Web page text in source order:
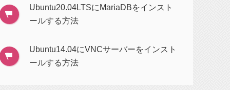
Ubuntu20.04LTSにMariaDBをインスト
ールする方法
Ubuntu14.04にVNCサーバーをインスト
ールする方法